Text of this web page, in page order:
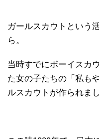
ガールスカウトという
ら。
当時すでにボーイスカ
た女の子たちの「私も
ルスカウトが作られまし